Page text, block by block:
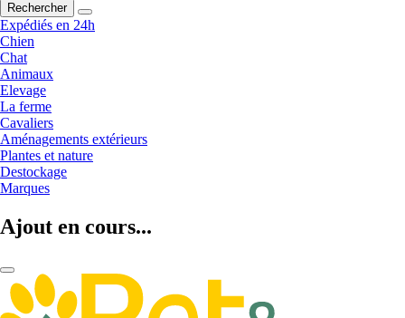
Rechercher
Expédiés en 24h
Chien
Chat
Animaux
Elevage
La ferme
Cavaliers
Aménagements extérieurs
Plantes et nature
Destockage
Marques
Ajout en cours...